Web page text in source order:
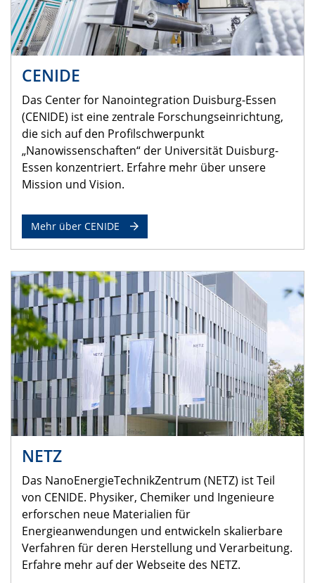
CENIDE
Das Center for Nanointegration Duisburg-Essen
(CENIDE) ist eine zentrale Forschungseinrichtung,
die sich auf den Profilschwerpunkt
„Nanowissenschaften“ der Universität Duisburg-
Essen konzentriert. Erfahre mehr über unsere
Mission und Vision.
Mehr über CENIDE
NETZ
Das NanoEnergieTechnikZentrum (NETZ) ist Teil
von CENIDE. Physiker, Chemiker und Ingenieure
erforschen neue Materialien für
Energieanwendungen und entwickeln skalierbare
Verfahren für deren Herstellung und Verarbeitung.
Erfahre mehr auf der Webseite des NETZ.